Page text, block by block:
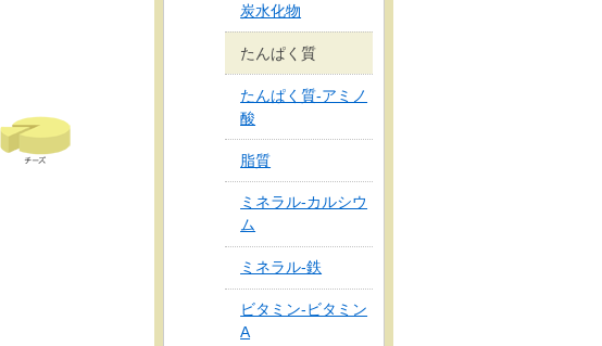
炭水化物
たんぱく質
たんぱく質‐アミノ
酸
脂質
ミネラル‐カルシウ
ム
ミネラル‐鉄
ビタミン‐ビタミン
A